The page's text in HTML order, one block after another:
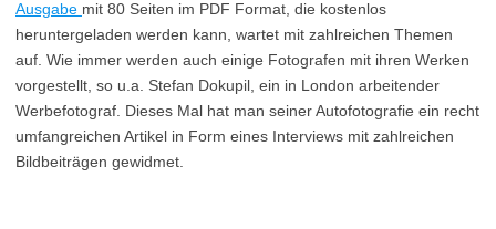
Ausgabe mit 80 Seiten im PDF Format, die kostenlos
heruntergeladen werden kann, wartet mit zahlreichen Themen
auf. Wie immer werden auch einige Fotografen mit ihren Werken
vorgestellt, so u.a. Stefan Dokupil, ein in London arbeitender
Werbefotograf. Dieses Mal hat man seiner Autofotografie ein recht
umfangreichen Artikel in Form eines Interviews mit zahlreichen
Bildbeiträgen gewidmet.